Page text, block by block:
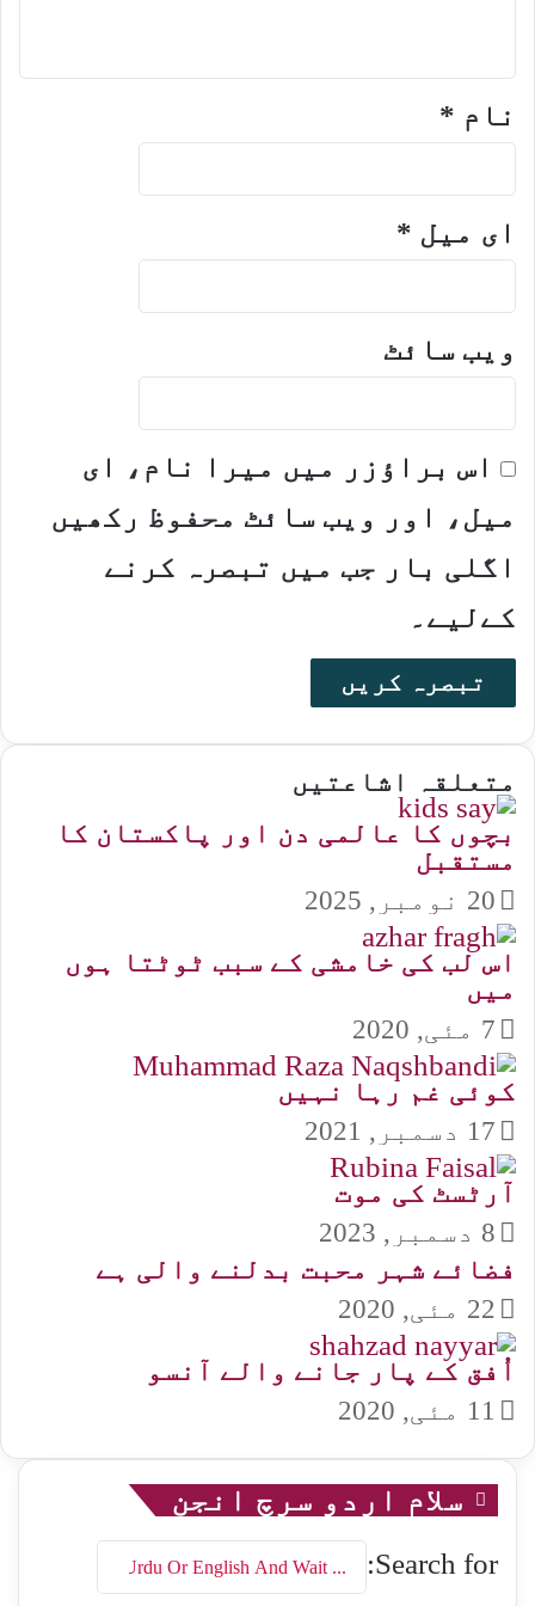
نام *
ای میل *
ویب‌ سائٹ
اس براؤزر میں میرا نام، ای
میل، اور ویب سائٹ محفوظ رکھیں
اگلی بار جب میں تبصرہ کرنے
کےلیے۔
متعلقہ اشاعتیں
بچوں کا عالمی دن اور پاکستان کا
مستقبل
20 نومبر, 2025
اس لب کی خامشی کے سبب ٹوٹتا ہوں
میں
7 مئی, 2020
کوئی غم رہا نہیں
17 دسمبر, 2021
آرٹسٹ کی موت
8 دسمبر, 2023
فضائے شہر محبت بدلنے والی ہے
22 مئی, 2020
اُفق کے پار جانے والے آنسو
11 مئی, 2020
سلام اردو سرچ انجن
Search for: